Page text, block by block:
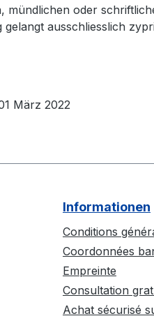
oder
ausschliesslich
März 2022
Informationen
Conditions
Coordonnées
Empreinte
Consultation
Achat sécurisé